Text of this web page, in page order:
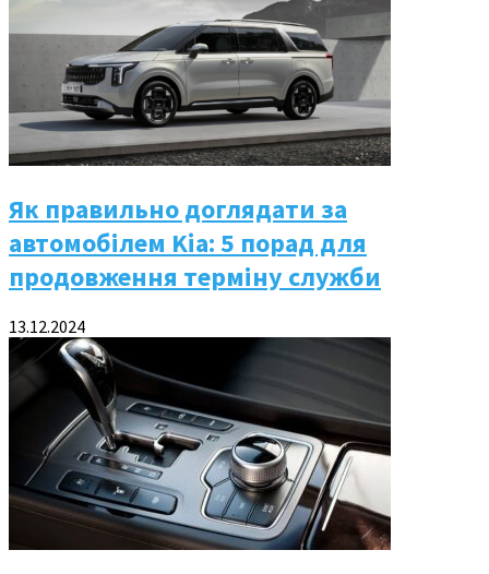
Як правильно доглядати за
автомобілем Kia: 5 порад для
продовження терміну служби
13.12.2024